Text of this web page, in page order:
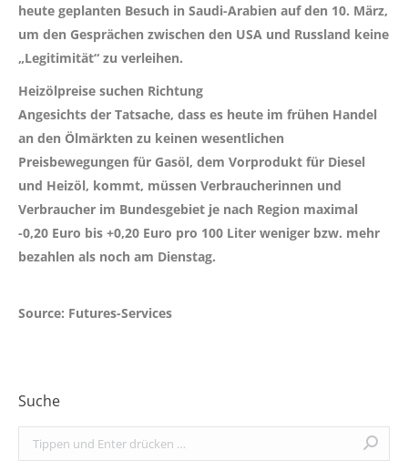
heute geplanten Besuch in Saudi-Arabien auf den 10. März,
um den Gesprächen zwischen den USA und Russland keine
„Legitimität“ zu verleihen.
Heizölpreise suchen Richtung
Angesichts der Tatsache, dass es heute im frühen Handel
an den Ölmärkten zu keinen wesentlichen
Preisbewegungen für Gasöl, dem Vorprodukt für Diesel
und Heizöl, kommt, müssen Verbraucherinnen und
Verbraucher im Bundesgebiet je nach Region maximal
-0,20 Euro bis +0,20 Euro pro 100 Liter weniger bzw. mehr
bezahlen als noch am Dienstag.
Source: Futures-Services
Suche
Search: